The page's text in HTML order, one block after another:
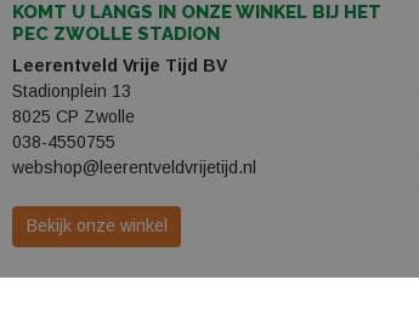
KOMT U LANGS IN ONZE WINKEL BIJ HET
PEC ZWOLLE STADION
Leerentveld Vrije Tijd BV
Stadionplein 13
8025 CP Zwolle
038-4550755
webshop@leerentveldvrijetijd.nl
Bekijk onze winkel